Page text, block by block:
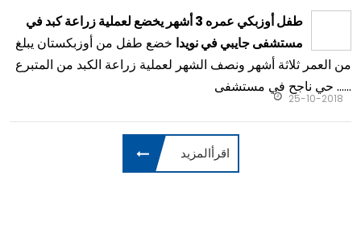
طفل أوزبكي عمره 3 أشهر يخضع لعملية زراعة كبد في
مستشفى جايبي في نويدا خضع طفل من أوزبكستان يبلغ
من العمر ثلاثة أشهر ونصف الشهر لعملية زراعة الكبد من المتبرع
حي ناجح في مستشفى ......
25-10-2018
اقرأالمزيد